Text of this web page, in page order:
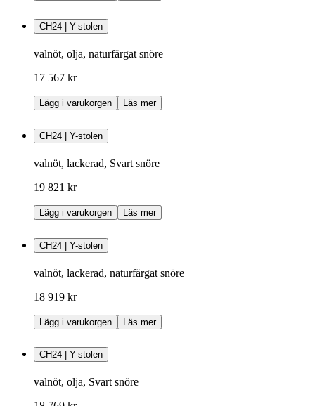
CH24 | Y-stolen
valnöt, olja, naturfärgat snöre
17 567 kr
Lägg i varukorgen Läs mer
CH24 | Y-stolen
valnöt, lackerad, Svart snöre
19 821 kr
Lägg i varukorgen Läs mer
CH24 | Y-stolen
valnöt, lackerad, naturfärgat snöre
18 919 kr
Lägg i varukorgen Läs mer
CH24 | Y-stolen
valnöt, olja, Svart snöre